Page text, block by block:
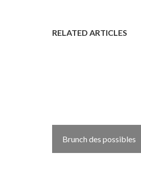
RELATED ARTICLES
Brunch des possibles